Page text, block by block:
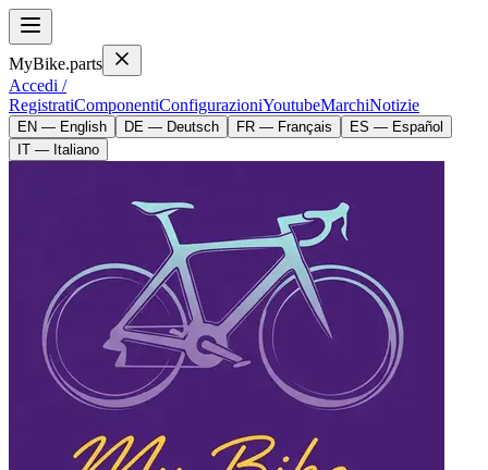
MyBike.parts
Accedi /
RegistratiComponentiConfigurazioniYoutubeMarchiNotizie
EN — English DE — Deutsch FR — Français
ES — Español
IT — Italiano